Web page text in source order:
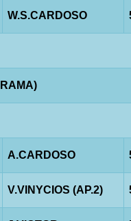
W.S.CARDOSO
A.CARDOSO
V.VINYCIOS (AP.2)